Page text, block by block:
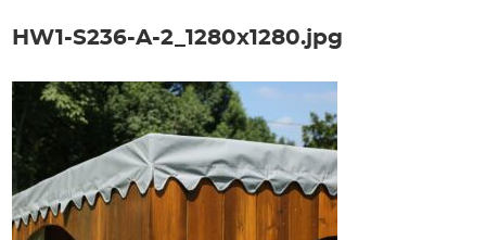
HW1-S236-A-2_1280x1280.jpg